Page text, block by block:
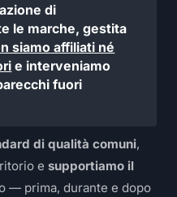
di
le marche, gestita
siamo affiliati né
e interveniamo
fuori
di qualità comuni,
esupportiamo il
— prima, durante e dopo